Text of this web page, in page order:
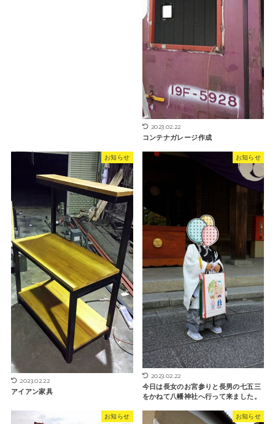
2023.02.22
コンテナガレージ作成
お知らせ
2023.02.22
アイアン家具
お知らせ
2023.02.22
今日は長女のお宮参りと長男の七五三
をかねて八幡神社へ行って来ました。
お知らせ お知らせ